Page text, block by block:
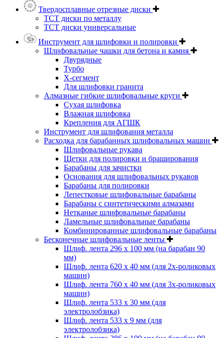
Твердосплавные отрезные диски
ТСТ диски по металлу
ТСТ диски универсальные
Инструмент для шлифовки и полировки
Шлифовальные чашки для бетона и камня
Двурядные
Турбо
Х-сегмент
Для шлифовки гранита
Алмазные гибкие шлифовальные круги
Cухая шлифовка
Влажная шлифовка
Крепления для АГШК
Инструмент для шлифования металла
Расходка для барабанных шлифовальных машин
Шлифовальные рукава
Щетки для полировки и браширования
Барабаны для зачистки
Основания для шлифовальных рукавов
Барабаны для полировки
Лепестковые шлифовальные барабаны
Барабаны с синтетическими алмазами
Нетканые шлифовальные барабаны
Ламельные шлифовальные барабаны
Комбинированные шлифовальные барабаны
Бесконечные шлифовальные ленты
Шлиф. лента 296 х 100 мм (на барабан 90
мм)
Шлиф. лента 620 х 40 мм (для 2х-роликовых
машин)
Шлиф. лента 760 х 40 мм (для 3х-роликовых
машин)
Шлиф. лента 533 х 30 мм (для
электролобзика)
Шлиф. лента 533 х 9 мм (для
электролобзика)